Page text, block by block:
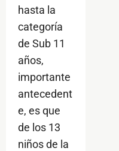
hasta la
categoría
de Sub 11
años,
importante
antecedent
e, es que
de los 13
niños de la